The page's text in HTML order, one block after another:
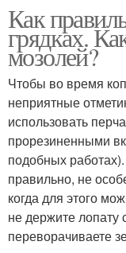
Как
грядках.
мозолей?
Чтобы во время
неприятные
использовать
прорезиненными
подобных
правильно, не
когда для этого
не держите лопату
переворачиваете